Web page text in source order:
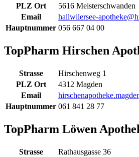
PLZ Ort
5616 Meisterschwanden
Email
hallwilersee-
Hauptnummer 056 667 04 00
TopPharm Hirschen
Strasse
Hirschenweg 1
PLZ Ort
4312 Magden
Email
Hauptnummer 061 841 28 77
TopPharm Löwen
Strasse
Rathausgasse 36